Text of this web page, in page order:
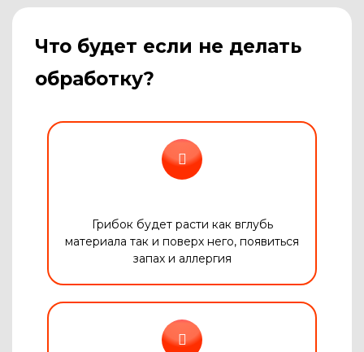
Что будет если не делать
обработку?
Грибок будет расти как вглубь
материала так и поверх него, появиться
запах и аллергия